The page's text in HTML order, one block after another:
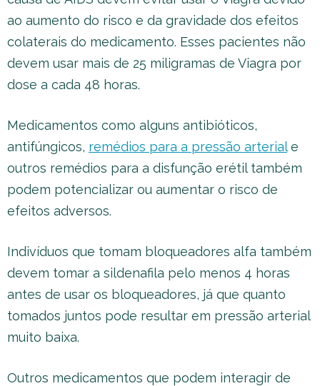
ao aumento do risco e da gravidade dos efeitos
colaterais do medicamento. Esses pacientes não
devem usar mais de 25 miligramas de Viagra por
dose a cada 48 horas.
Medicamentos como alguns antibióticos,
antifúngicos, remédios para a pressão arteriale
outros remédios para a disfunção erétil também
podem potencializar ou aumentar o risco de
efeitos adversos.
Indivíduos que tomam bloqueadores alfa também
devem tomar a sildenafila pelo menos 4 horas
antes de usar os bloqueadores, já que quanto
tomados juntos pode resultar em pressão arterial
muito baixa.
Outros medicamentos que podem interagir de